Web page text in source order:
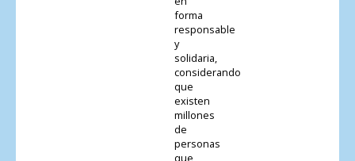
forma
responsable
y
solidaria,
considerando
que
existen
millones
de
personas
que